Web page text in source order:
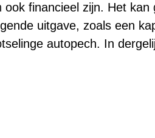
financieel zijn. Het kan
uitgave, zoals een
autopech. In